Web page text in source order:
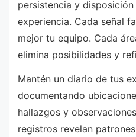
persistencia y
experiencia. Cada señal
mejor tu equipo. Cada
elimina posibilidades y
Mantén un diario de tus
documentando
hallazgos y
registros revelan